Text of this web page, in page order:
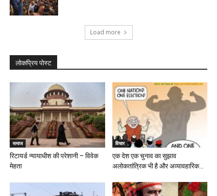
Load more
लोकप्रिय पोस्ट
समाज
रिटायर्ड न्यायाधीश की परेशानी – विवेक
मेहता
विचार
एक देश एक चुनाव का सुझाव
अलोकतांत्रिक भी है और अव्यावहारिक...